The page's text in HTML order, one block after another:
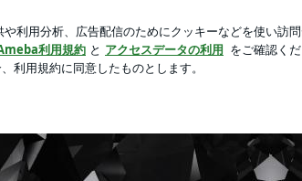
ト専門店のオンリーカットボックス